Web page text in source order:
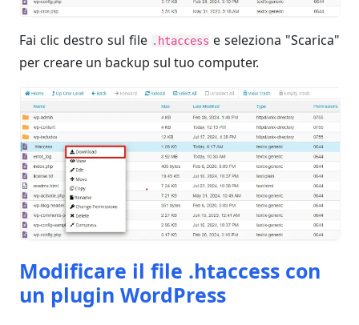
Fai clic destro sul file .htaccess e seleziona "Scarica"
per creare un backup sul tuo computer.
Modificare il file .htaccess con
un plugin WordPress